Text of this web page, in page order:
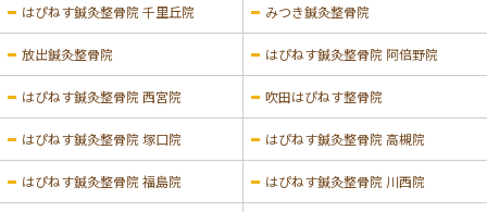
はぴねす鍼灸整骨院 千里丘院 みつき鍼灸整骨院
放出鍼灸整骨院 はぴねす鍼灸整骨院 阿倍野院
はぴねす鍼灸整骨院 西宮院 吹田はぴねす整骨院
はぴねす鍼灸整骨院 塚口院 はぴねす鍼灸整骨院 高槻院
はぴねす鍼灸整骨院 福島院 はぴねす鍼灸整骨院 川西院